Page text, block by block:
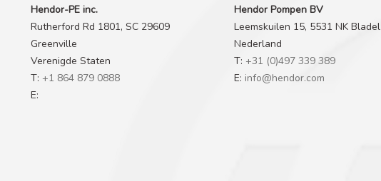
Hendor-PE inc.
Rutherford Rd 1801, SC 29609
Greenville
Verenigde Staten
T: +1 864 879 0888
E:
Hendor Pompen BV
Leemskuilen 15, 5531 NK Bladel
Nederland
T: +31 (0)497 339 389
E: info@hendor.com